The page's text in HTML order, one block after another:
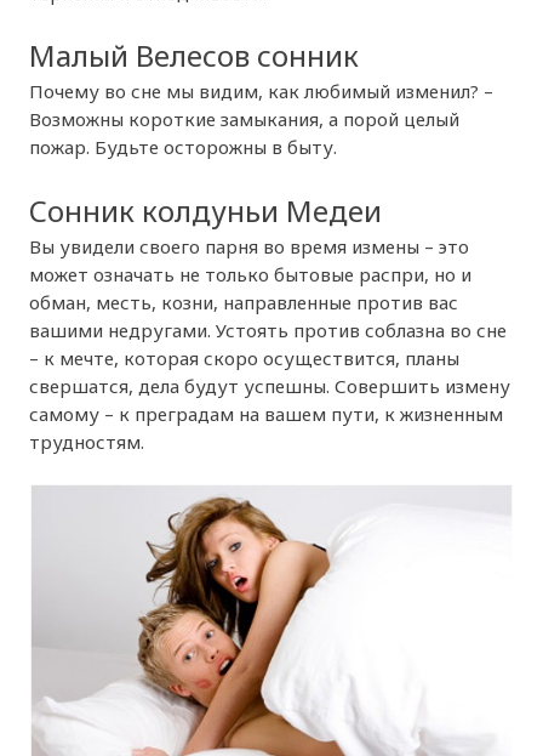
Малый Велесов сонник
Почему во сне мы видим, как любимый изменил? –
Возможны короткие замыкания, а порой целый
пожар. Будьте осторожны в быту.
Сонник колдуньи Медеи
Вы увидели своего парня во время измены – это
может означать не только бытовые распри, но и
обман, месть, козни, направленные против вас
вашими недругами. Устоять против соблазна во сне
– к мечте, которая скоро осуществится, планы
свершатся, дела будут успешны. Совершить измену
самому – к преградам на вашем пути, к жизненным
трудностям.